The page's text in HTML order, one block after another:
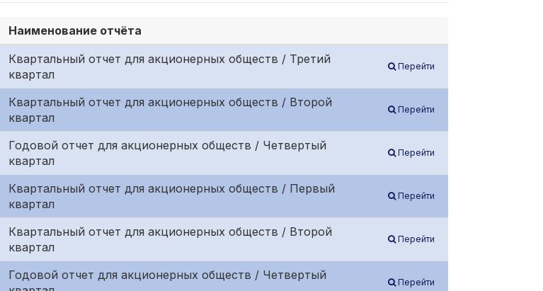
Наименование отчёта
Квартальный отчет для акционерных обществ / Третий
квартал
Перейти
Квартальный отчет для акционерных обществ / Второй
квартал
Перейти
Годовой отчет для акционерных обществ / Четвертый
квартал
Перейти
Квартальный отчет для акционерных обществ / Первый
квартал
Перейти
Квартальный отчет для акционерных обществ / Второй
квартал
Перейти
Годовой отчет для акционерных обществ / Четвертый
Перейти